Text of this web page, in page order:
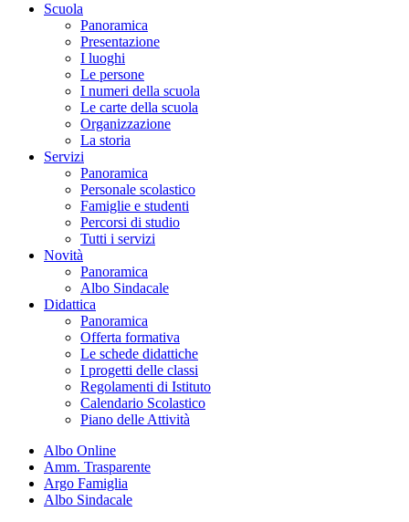
Scuola
Panoramica
Presentazione
I luoghi
Le persone
I numeri della scuola
Le carte della scuola
Organizzazione
La storia
Servizi
Panoramica
Personale scolastico
Famiglie e studenti
Percorsi di studio
Tutti i servizi
Novità
Panoramica
Albo Sindacale
Didattica
Panoramica
Offerta formativa
Le schede didattiche
I progetti delle classi
Regolamenti di Istituto
Calendario Scolastico
Piano delle Attività
Albo Online
Amm. Trasparente
Argo Famiglia
Albo Sindacale